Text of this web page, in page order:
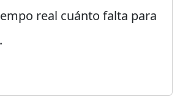
real cuánto falta para